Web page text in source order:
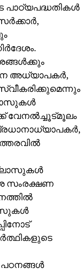
അധ്യാപകര്‍,
വേനല്‍ച്ചൂട്മൂലം
സംരക്ഷണ
പഠനങ്ങള്‍